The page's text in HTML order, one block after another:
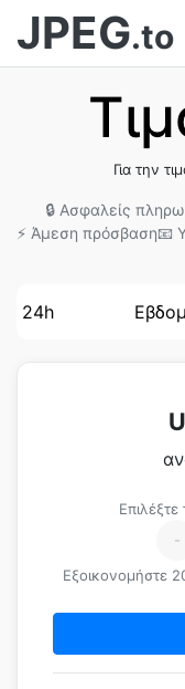
JPEG.to
Για την
🔒 Ασφαλείς
⚡ Άμεση πρόσβαση📧
24h
-
Εξοικονομήστε